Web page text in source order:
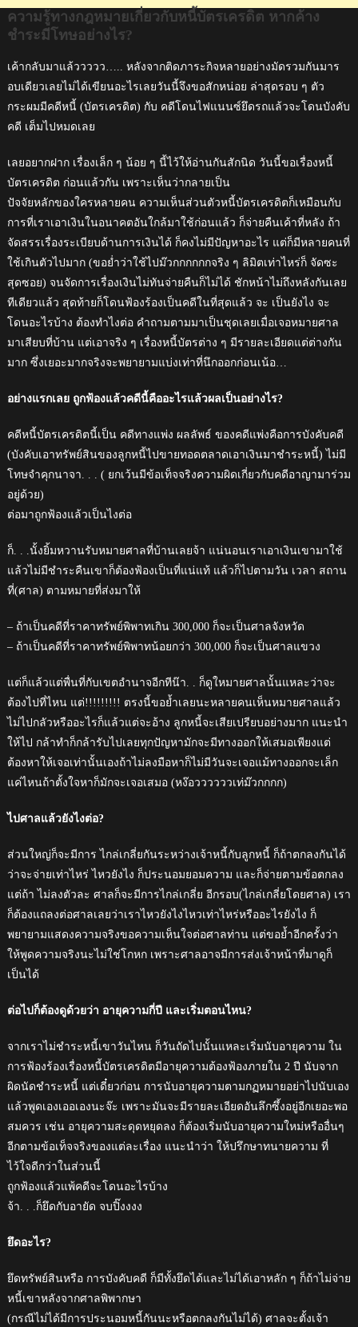
ความรู้ทางกฎหมายเกี่ยวกับหนี้บัตรเครดิต หากค้าง
ชำระมีโทษอย่างไร?
เค้ากลับมาแล้ววววว….. หลังจากติดภาระกิจหลายอย่างมัดรวมกันมาร
อบเดียวเลยไม่ได้เขียนอะไรเลยวันนี้จึงขอสักหน่อย ล่าสุดรอบ ๆ ตัว
กระผมมีคดีหนี้ (บัตรเครดิต) กับ คดีโดนไฟแนนซ์ยึดรถแล้วจะโดนบังคับ
คดี เต็มไปหมดเลย
เลยอยากฝาก เรื่องเล็ก ๆ น้อย ๆ นี้ไว้ให้อ่านกันสักนิด วันนี้ขอเรื่องหนี้
บัตรเครดิต ก่อนแล้วกัน เพราะเห็นว่ากลายเป็น
ปัจจัยหลักของใครหลายคน ความเห็นส่วนตัวหนี้บัตรเครดิตก็เหมือนกับ
การที่เราเอาเงินในอนาคตอันใกล้มาใช้ก่อนแล้ว ก็จ่ายคืนเค้าที่หลัง ถ้า
จัดสรรเรื่องระเบียบด้านการเงินได้ ก็คงไม่มีปัญหาอะไร แต่ก็มีหลายคนที่
ใช้เกินตัวไปมาก (ขอย่ำว่าใช้ไปม๊วกกกกกกจริง ๆ ลิมิตเท่าไหร่ก็ จัดซะ
สุดซอย) จนจัดการเรื่องเงินไม่ทันจ่ายคืนก็ไม่ได้ ชักหน้าไม่ถึงหลังกันเลย
ทีเดียวแล้ว สุดท้ายก็โดนฟ้องร้องเป็นคดีในที่สุดแล้ว จะ เป็นยังไง จะ
โดนอะไรบ้าง ต้องทำไงต่อ คำถามตามมาเป็นชุดเลยเมื่อเจอหมายศาล
มาเสียบที่บ้าน แต่เอาจริง ๆ เรื่องหนี้บัตรต่าง ๆ มีรายละเอียดแต่ต่างกัน
มาก ซึ่งเยอะมากจริงจะพยายามแบ่งเท่าที่นึกออกก่อนเน้อ…
อย่างแรกเลย ถูกฟ้องแล้วคดีนี้คืออะไรแล้วผลเป็นอย่างไร?
คดีหนี้บัตรเครดิตนี้เป็น คดีทางแพ่ง ผลลัพธ์ ของคดีแพ่งคือการบังคับคดี
(บังคับเอาทรัพย์สินของลูกหนี้ไปขายทอดตลาดเอาเงินมาชำระหนี้) ไม่มี
โทษจำคุกนาจา. . . ( ยกเว้นมีข้อเท็จจริงความผิดเกี่ยวกับคดีอาญามาร่วม
อยู่ด้วย)
ต่อมาถูกฟ้องแล้วเป็นไงต่อ
ก็. . .นั้งยิ้มหวานรับหมายศาลที่บ้านเลยจ้า แน่นอนเราเอาเงินเขามาใช้
แล้วไม่มีชำระคืนเขาก็ต้องฟ้องเป็นที่แน่แท้ แล้วก็ไปตามวัน เวลา สถาน
ที่(ศาล) ตามหมายที่ส่งมาให้
– ถ้าเป็นคดีที่ราคาทรัพย์พิพาทเกิน 300,000 ก็จะเป็นศาลจังหวัด
– ถ้าเป็นคดีที่ราคาทรัพย์พิพาทน้อยกว่า 300,000 ก็จะเป็นศาลแขวง
แต่ก็แล้วแต่พื่นที่กับเขตอำนาจอีกทีน๊า. . ก็ดูใหมายศาลนั้นแหละว่าจะ
ต้องไปที่ไหน แต่!!!!!!!!! ตรงนี้ขอย้ำเลยนะหลายคนเห็นหมายศาลแล้ว
ไม่ไปกลัวหรืออะไรก็แล้วแต่จะอ้าง ลูกหนี้จะเสียเปรียบอย่างมาก แนะนำ
ให้ไป กล้าทำก็กล้ารับไปเลยทุกปัญหามักจะมีทางออกให้เสมอเพียงแต่
ต้องหาให้เจอเท่านั้นเองถ้าไม่ลงมือหาก็ไม่มีวันจะเจอแม้ทางออกจะเล็ก
แค่ไหนถ้าตั้งใจหาก็มักจะเจอเสมอ (หง๊อววววววเท่ม๊วกกกก)
ไปศาลแล้วยังไงต่อ?
ส่วนใหญ่ก็จะมีการ ไกล่เกลี่ยกันระหว่างเจ้าหนี้กับลูกหนี้ ก็ถ้าตกลงกันได้
ว่าจะจ่ายเท่าไหร่ ไหวยังไง ก็ประนอมยอมความ และก็จ่ายตามข้อตกลง
แต่ถ้า ไม่ลงตัวละ ศาลก็จะมีการไกล่เกลี่ย อีกรอบ(ไกล่เกลี่ยโดยศาล) เรา
ก็ต้องแถลงต่อศาลเลยว่าเราไหวยังไงไหวเท่าไหร่หรืออะไรยังไง ก็
พยายามแสดงความจริงขอความเห็นใจต่อศาลท่าน แต่ขอย้ำอีกครั้งว่า
ให้พูดความจริงนะไม่ใช่โกหก เพราะศาลอาจมีการส่งเจ้าหน้าที่มาดูก็
เป็นได้
ต่อไปก็ต้องดูด้วยว่า อายุความกี่ปี และเริ่มตอนไหน?
จากเราไม่ชำระหนี้เขาวันไหน ก็วันถัดไปนั้นแหละเริ่มนับอายุความ ใน
การฟ้องร้องเรื่องหนี้บัตรเครดิตมีอายุความต้องฟ้องภายใน 2 ปี นับจาก
ผิดนัดชำระหนี้ แต่เดี๋ยวก่อน การนับอายุความตามกฏหมายอย่าไปนับเอง
แล้วพูดเองเออเองนะจ๊ะ เพราะมันจะมีรายละเอียดอันลึกซึ้งอยู่อีกเยอะพอ
สมควร เช่น อายุความสะดุดหยุดลง ก็ต้องเริ่มนับอายุความใหม่หรืออื่นๆ
อีกตามข้อเท็จจริงของแต่ละเรื่อง แนะนำว่า ให้ปรึกษาทนายความ ที่
ไว้ใจดีกว่าในส่วนนี้
ถูกฟ้องแล้วแพ้คดีจะโดนอะไรบ้าง
จ้า. . .ก็ยึดกับอายัด จบปิ๊งงงง
ยึดอะไร?
ยึดทรัพย์สินหรือ การบังคับคดี ก็มีทั้งยึดได้และไม่ได้เอาหลัก ๆ ก็ถ้าไม่จ่าย
หนี้เขาหลังจากศาลพิพากษา
(กรณีไม่ได้มีการประนอมหนี้กันนะหรือตกลงกันไม่ได้) ศาลจะตั้งเจ้า